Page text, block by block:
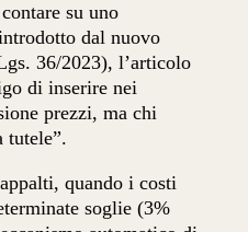
su uno
dal nuovo
36/2023), l’articolo
di inserire nei
prezzi, ma chi
tutele”.
quando i costi
soglie (3%